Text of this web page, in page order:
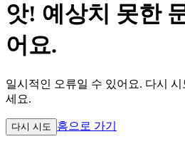
앗! 예상치 못한
어요.
일시적인 오류일 수 있어요. 다시 시
세요.
다시 시도 홈으로 가기